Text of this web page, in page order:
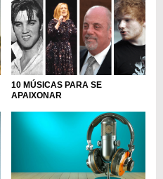
10 MÚSICAS PARA SE
APAIXONAR